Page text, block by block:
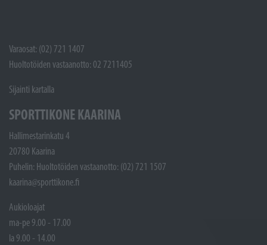
Varaosat: (02) 721 1407
Huoltotöiden vastaanotto: 02 7211405
Sijainti kartalla
SPORTTIKONE KAARINA
Hallimestarinkatu 4
20780 Kaarina
Puhelin: Huoltotöiden vastaanotto: (02) 721 1507
kaarina@sporttikone.fi
Aukioloajat
ma-pe 9.00 - 17.00
la 9.00 - 14.00